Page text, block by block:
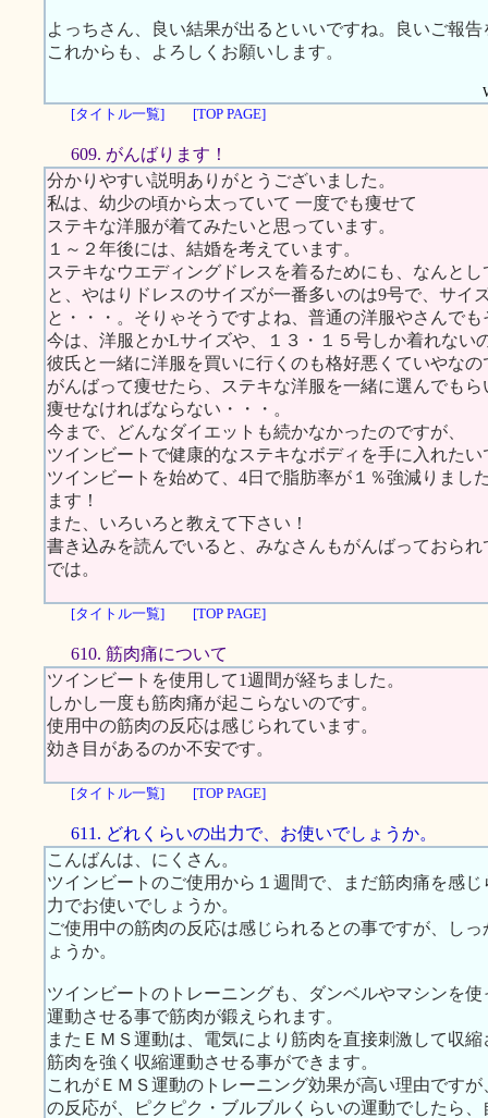
よっちさん、良い結果が出るといいですね。良いご報
これからも、よろしくお願いします。
[タイトル一覧]
[TOP PAGE]
609. がんばります！
分かりやすい説明ありがとうございました。
私は、幼少の頃から太っていて 一度でも痩せて
ステキな洋服が着てみたいと思っています。
１～２年後には、結婚を考えています。
ステキなウエディングドレスを着るためにも、なんと
と、やはりドレスのサイズが一番多いのは9号で、サイ
と・・・。そりゃそうですよね、普通の洋服やさんで
今は、洋服とかLサイズや、１３・１５号しか着れない
彼氏と一緒に洋服を買いに行くのも格好悪くていやなの
がんばって痩せたら、ステキな洋服を一緒に選んでもら
痩せなければならない・・・。
今まで、どんなダイエットも続かなかったのですが、
ツインビートで健康的なステキなボディを手に入れたい
ツインビートを始めて、4日で脂肪率が１％強減りまし
ます！
また、いろいろと教えて下さい！
書き込みを読んでいると、みなさんもがんばっておら
では。
[タイトル一覧] [TOP PAGE]
610. 筋肉痛について
ツインビートを使用して1週間が経ちました。
しかし一度も筋肉痛が起こらないのです。
使用中の筋肉の反応は感じられています。
効き目があるのか不安です。
[タイトル一覧] [TOP PAGE]
611. どれくらいの出力で、お使いでしょうか。
こんばんは、にくさん。
ツインビートのご使用から１週間で、まだ筋肉痛を感
力でお使いでしょうか。
ご使用中の筋肉の反応は感じられるとの事ですが、し
ょうか。
ツインビートのトレーニングも、ダンベルやマシンを
運動させる事で筋肉が鍛えられます。
またＥＭＳ運動は、電気により筋肉を直接刺激して収
筋肉を強く収縮運動させる事ができます。
これがＥＭＳ運動のトレーニング効果が高い理由です
の反応が、ピクピク・ブルブルくらいの運動でしたら